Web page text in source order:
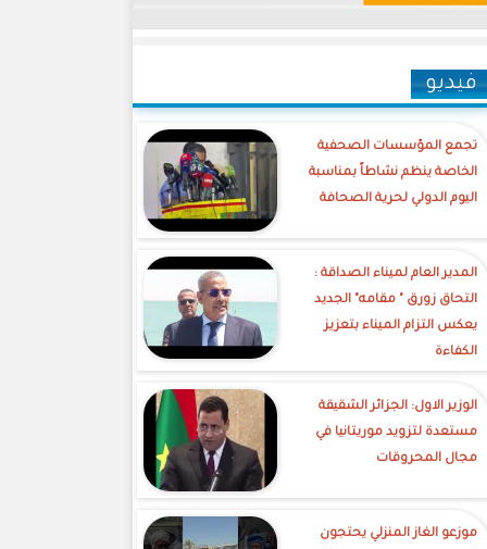
فيديو
تجمع المؤسسات الصحفية
الخاصة ينظم نشاطاً بمناسبة
اليوم الدولي لحرية الصحافة
‎المدير العام لميناء الصداقة :
التحاق زورق " مقامه" الجديد
يعكس التزام الميناء بتعزيز
الكفاءة
الوزير الاول: الجزائر الشقيقة
مستعدة لتزويد موريتانيا في
مجال المحروقات
موزعو الغاز المنزلي يحتجون